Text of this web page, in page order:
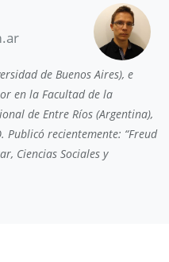
de Buenos Aires), e
en la Facultad de la
de Entre Ríos (Argentina),
Publicó recientemente: “Freud
Ciencias Sociales y